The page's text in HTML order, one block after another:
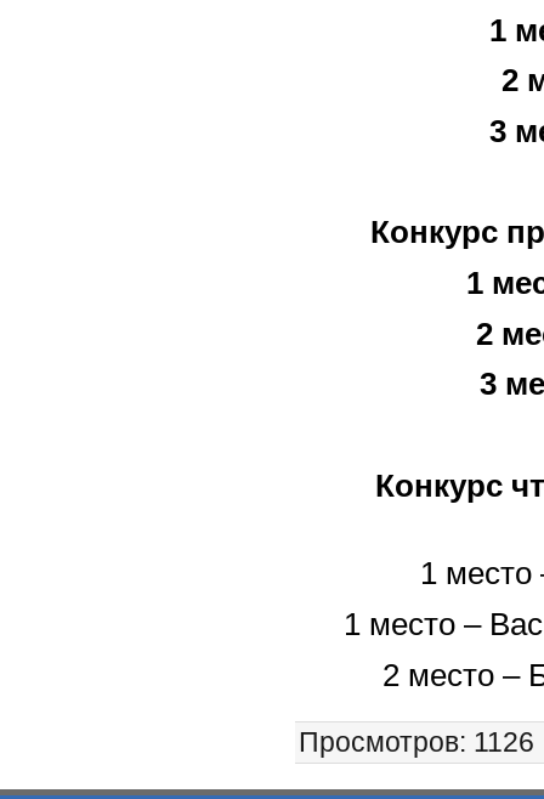
1
2
3
Конкурс
1
2
3
Конкурс
1
1 место –
2 место
Просмотров: